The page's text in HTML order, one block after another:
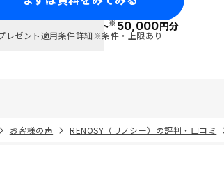
談で ポイント※50,000円分
レゼント適用条件詳細※条件・上限あり
お客様の声 RENOSY（リノシー）の評判・口コミ